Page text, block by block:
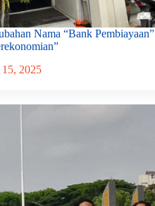
Nama “Bank Pembiayaan”
15, 2025